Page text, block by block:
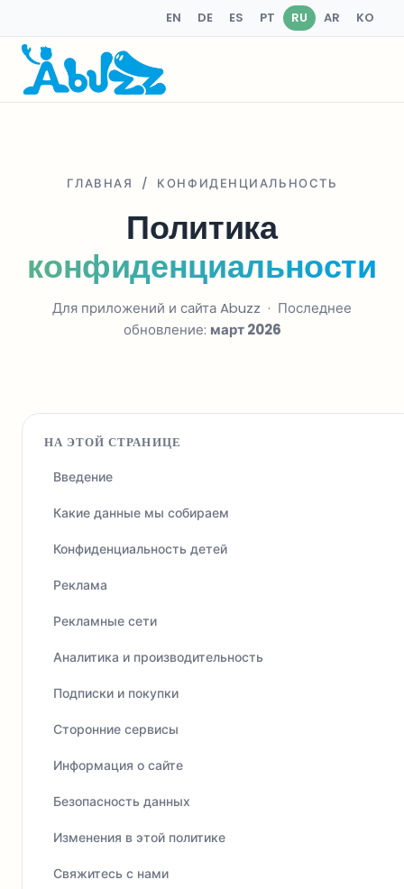
EN DE ES PT RU AR KO
ГЛАВНАЯ / КОНФИДЕНЦИАЛЬНОСТЬ
Политика
конфиденциальности
Для приложений и сайта Abuzz · Последнее
обновление: март 2026
НА ЭТОЙ СТРАНИЦЕ
Введение
Какие данные мы собираем
Конфиденциальность детей
Реклама
Рекламные сети
Аналитика и производительность
Подписки и покупки
Сторонние сервисы
Информация о сайте
Безопасность данных
Изменения в этой политике
Свяжитесь с нами